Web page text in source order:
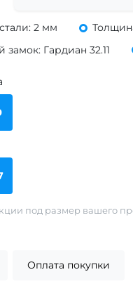
2 мм
Гардиан 32.11
под размер вашего
Оплата покупки